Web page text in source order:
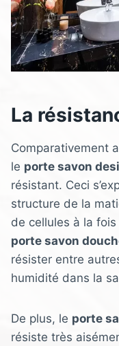
La
Comparativement
le porte savon
résistant. Ceci
structure de la
de cellules à la
porte savon
résister entre
humidité dans la
De plus, le porte
résiste très